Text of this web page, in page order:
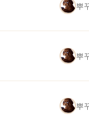
뿌
뿌
뿌